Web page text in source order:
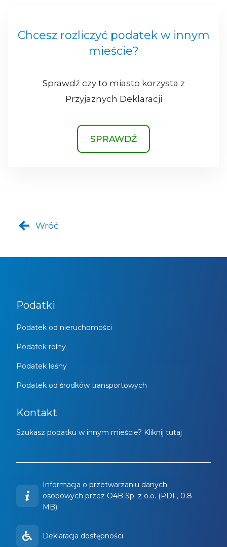
Chcesz rozliczyć podatek w innym
mieście?
Sprawdź czy to miasto korzysta z
Przyjaznych Deklaracji
SPRAWDŹ
Wróć
Podatki
Podatek od nieruchomości
Podatek rolny
Podatek leśny
Podatek od środków transportowych
Kontakt
Szukasz podatku w innym mieście? Kliknij tutaj
Informacja o przetwarzaniu danych
osobowych przez O4B Sp. z o.o. (PDF, 0.8
MB)
Deklaracja dostępności